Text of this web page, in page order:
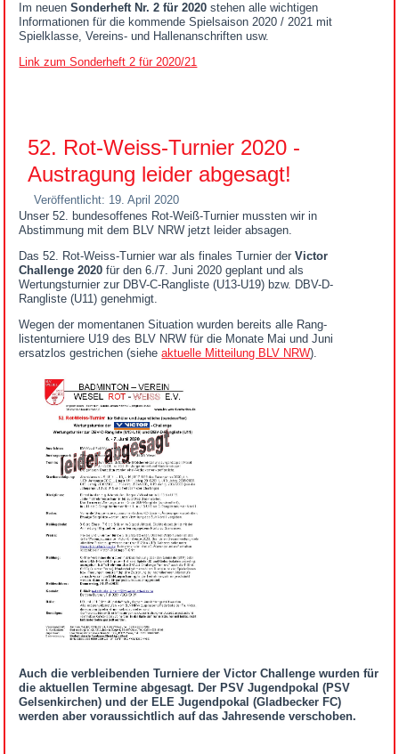
Im neuenSonderheft Nr. 2 für 2020 stehen alle wichtigen
Informationen für die kommende Spielsaison 2020 / 2021 mit
Spielklasse, Vereins- und Hallenanschriften usw.
Link zum Sonderheft 2 für 2020/21
52. Rot-Weiss-Turnier 2020 -
Austragung leider abgesagt!
Veröffentlicht: 19. April 2020
Unser 52. bundesoffenes Rot-Weiß-Turnier mussten wir in
Abstimmung mit dem BLV NRW jetzt leider absagen.
Das 52. Rot-Weiss-Turnier war als finales Turnier derVictor
Challenge 2020 für den 6./7. Juni 2020 geplant und als
Wertungsturnier zur DBV-C-Rangliste (U13-U19) bzw. DBV-D-
Rangliste (U11) genehmigt.
Wegen der momentanen Situation wurden bereits alle Rang-
listenturniere U19 des BLV NRW für die Monate Mai und Juni
ersatzlos gestrichen (sieheaktuelle Mitteilung BLV NRW).
Auch die verbleibenden Turniere der Victor Challenge wurden für
die aktuellen Termine abgesagt. Der PSV Jugendpokal (PSV
Gelsenkirchen) und der ELE Jugendpokal (Gladbecker FC)
werden aber voraussichtlich auf das Jahresende verschoben.